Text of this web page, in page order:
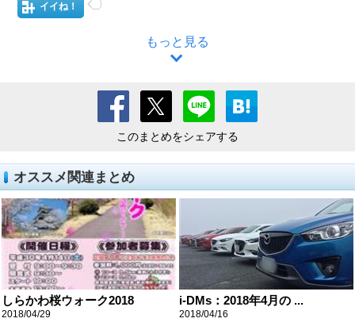
イイね！
もっと見る
このまとめをシェアする
オススメ関連まとめ
しらかわ桜ウォーク2018
2018/04/29
i-DMs：2018年4月の ...
2018/04/16